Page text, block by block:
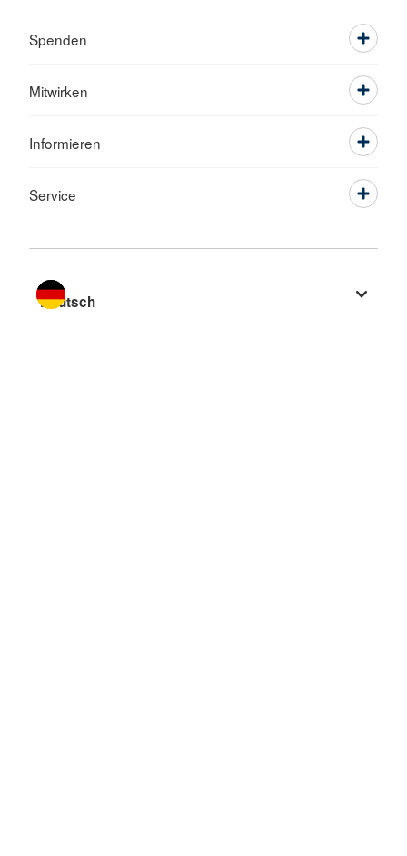
Spenden
Mitwirken
Informieren
Service
Sprache wechseln zu